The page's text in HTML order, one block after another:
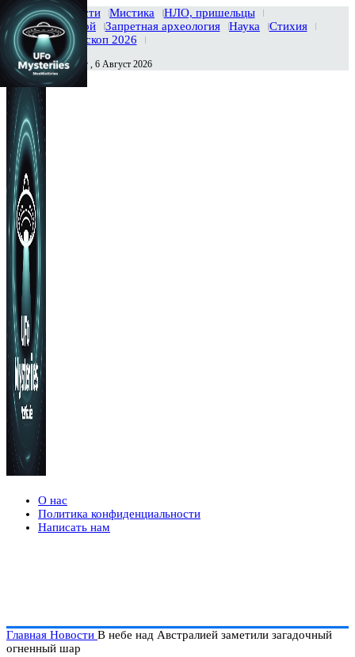
Главная Новости Мистика
НЛО, пришельцы
Тайны вселенной
Запретная археология Наука
Стихия
История
Гороскоп 2026
Сегодня Четверг , 6 Август 2026
О нас
Политика конфиденциальности
Написать нам
Главная Новости В небе над Австралией заметили загадочный
огненный шар